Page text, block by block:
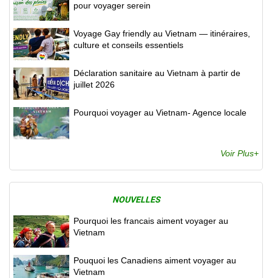
pour voyager serein
Voyage Gay friendly au Vietnam — itinéraires,
culture et conseils essentiels
Déclaration sanitaire au Vietnam à partir de
juillet 2026
Pourquoi voyager au Vietnam- Agence locale
Voir Plus+
NOUVELLES
Pourquoi les francais aiment voyager au
Vietnam
Pouquoi les Canadiens aiment voyager au
Vietnam